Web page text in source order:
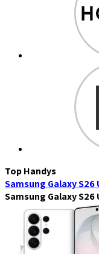
Top Handys
Samsung Galaxy S26
Samsung Galaxy S26